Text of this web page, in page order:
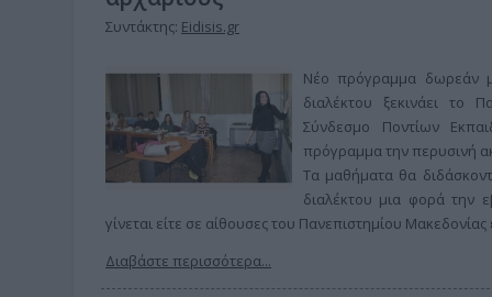
Συντάκτης: Eidisis.gr
Νέο πρόγραμμα δωρεάν
διαλέκτου ξεκινάει το
Σύνδεσμο Ποντίων
πρόγραμμα την περυσινή
Τα μαθήματα θα
διαλέκτου μια φορά την
γίνεται είτε σε αίθουσες του Πανεπιστημίου
Διαβάστε περισσότερα...